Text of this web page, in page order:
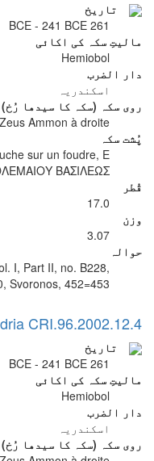
تاریخ
261 BCE - 241 BCE
مالیتِ سکہ کی اکائی
Hemiobol
دار الضرب
اسکندریہ
روی سکہ (سکہ کا سیدھا رُخ)
Ammon à droite.
پُشت سکہ
sur un foudre, E
ΒΑΣΙΛΕΩΣ
قُطر
17.0
وزن
3.07
حوالہ
I, Part II, no. B228,
Svoronos, 452=453
CRI.96.2002.12.4
تاریخ
261 BCE - 241 BCE
مالیتِ سکہ کی اکائی
Hemiobol
دار الضرب
اسکندریہ
روی سکہ (سکہ کا سیدھا رُخ)